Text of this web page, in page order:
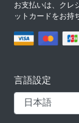
お支払いは、クレ
ットカードをお持
言語設定